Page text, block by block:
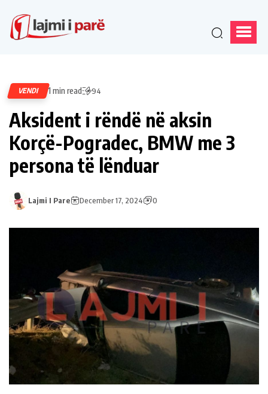
VENDI 1 min read 94
Aksident i rëndë në aksin
Korçë-Pogradec, BMW me 3
persona të lënduar
Lajmi I Pare December 17, 2024 0